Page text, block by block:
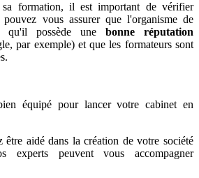
formation, il est important de vérifier
vous assurer que l'organisme de
qu'il possède une bonne réputation
par exemple) et que les formateurs sont
équipé pour lancer votre cabinet en
être aidé dans la création de votre société
experts peuvent vous accompagner